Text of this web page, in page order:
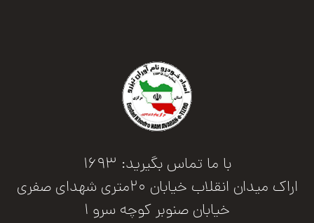
با ما تماس بگیرید: 1693
اراک میدان انقلاب خیابان 20متری شهدای صفری
خیابان صنوبر کوچه سرو 1